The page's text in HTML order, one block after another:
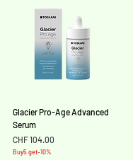
Glacier Pro-Age Advanced
Serum
Preis
CHF 104.00
Buy5 get-10%